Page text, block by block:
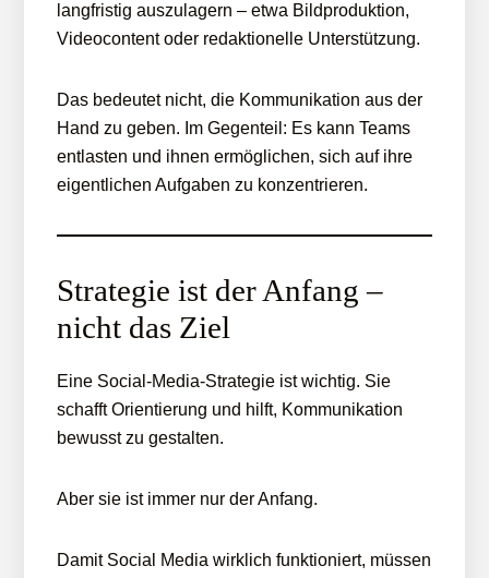
langfristig auszulagern – etwa Bildproduktion,
Videocontent oder redaktionelle Unterstützung.
Das bedeutet nicht, die Kommunikation aus der
Hand zu geben. Im Gegenteil: Es kann Teams
entlasten und ihnen ermöglichen, sich auf ihre
eigentlichen Aufgaben zu konzentrieren.
Strategie ist der Anfang –
nicht das Ziel
Eine Social-Media-Strategie ist wichtig. Sie
schafft Orientierung und hilft, Kommunikation
bewusst zu gestalten.
Aber sie ist immer nur der Anfang.
Damit Social Media wirklich funktioniert, müssen